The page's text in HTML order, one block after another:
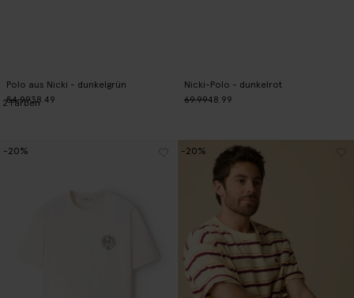
Polo aus Nicki - dunkelgrün
54.9938.49
2Farben
Nicki-Polo - dunkelrot
69.9948.99
-20% -20%